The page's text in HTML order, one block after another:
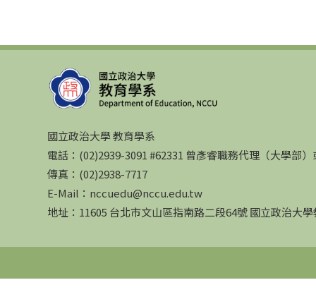
國立政治大學 教育學系
電話：(02)2939-3091 #62331 曾彥睿職務代理（大學部
傳真：(02)2938-7717
E-Mail：nccuedu@nccu.edu.tw
地址：11605 台北市文山區指南路二段64號 國立政治大